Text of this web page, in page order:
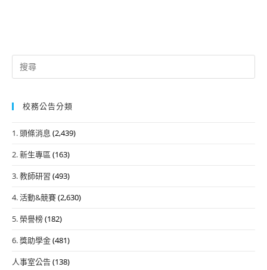
Search
for:
校務公告分類
1. 頭條消息 (2,439)
2. 新生專區 (163)
3. 教師研習 (493)
4. 活動&競賽(2,630)
5. 榮譽榜(182)
6. 獎助學金(481)
人事室公告(138)